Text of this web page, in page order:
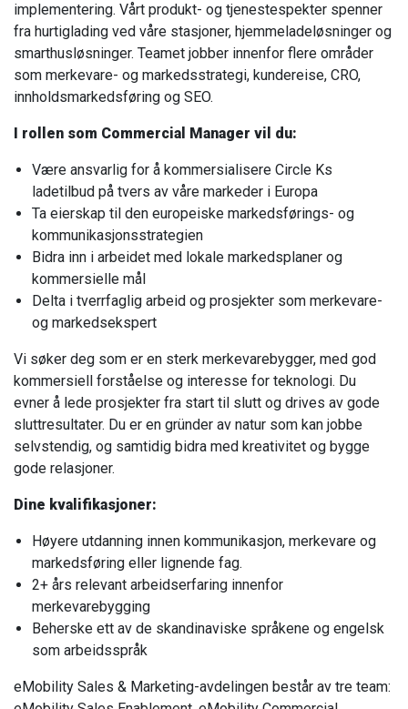
implementering. Vårt produkt- og tjenestespekter spenner
fra hurtiglading ved våre stasjoner, hjemmeladeløsninger og
smarthusløsninger. Teamet jobber innenfor flere områder
som merkevare- og markedsstrategi, kundereise, CRO,
innholdsmarkedsføring og SEO.
I rollen som Commercial Manager vil du:
Være ansvarlig for å kommersialisere Circle Ks
ladetilbud på tvers av våre markeder i Europa
Ta eierskap til den europeiske markedsførings- og
kommunikasjonsstrategien
Bidra inn i arbeidet med lokale markedsplaner og
kommersielle mål
Delta i tverrfaglig arbeid og prosjekter som merkevare-
og markedsekspert
Vi søker deg som er en sterk merkevarebygger, med god
kommersiell forståelse og interesse for teknologi. Du
evner å lede prosjekter fra start til slutt og drives av gode
sluttresultater. Du er en gründer av natur som kan jobbe
selvstendig, og samtidig bidra med kreativitet og bygge
gode relasjoner.
Dine kvalifikasjoner:
Høyere utdanning innen kommunikasjon, merkevare og
markedsføring eller lignende fag.
2+ års relevant arbeidserfaring innenfor
merkevarebygging
Beherske ett av de skandinaviske språkene og engelsk
som arbeidsspråk
eMobility Sales & Marketing-avdelingen består av tre team: